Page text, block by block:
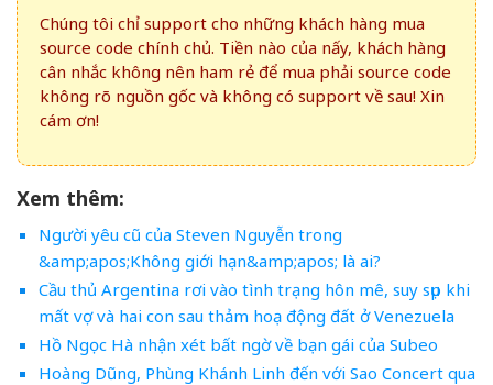
Chúng tôi chỉ support cho những khách hàng mua
source code chính chủ. Tiền nào của nấy, khách hàng
cân nhắc không nên ham rẻ để mua phải source code
không rõ nguồn gốc và không có support về sau! Xin
cám ơn!
Xem thêm:
Người yêu cũ của Steven Nguyễn trong
&amp;apos;Không giới hạn&amp;apos; là ai?
Cầu thủ Argentina rơi vào tình trạng hôn mê, suy sụp khi
mất vợ và hai con sau thảm hoạ động đất ở Venezuela
Hồ Ngọc Hà nhận xét bất ngờ về bạn gái của Subeo
Hoàng Dũng, Phùng Khánh Linh đến với Sao Concert qua